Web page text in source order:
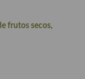
frutos secos,